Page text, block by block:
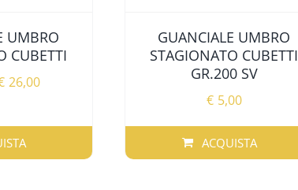
UMBRO
CUBETTI
26,00Fascia
€13,00
GUANCIALE UMBRO
STAGIONATO CUBETTI
GR.200 SV
€ 5,00
ACQUISTA